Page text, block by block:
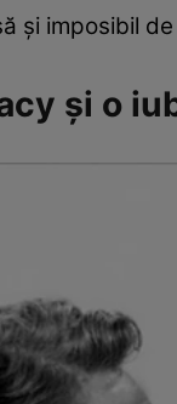
și imposibil
și o